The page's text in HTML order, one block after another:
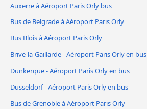
Auxerre à Aéroport Paris Orly bus
Bus de Belgrade à Aéroport Paris Orly
Bus Blois à Aéroport Paris Orly
Brive-la-Gaillarde - Aéroport Paris Orly en bus
Dunkerque - Aéroport Paris Orly en bus
Dusseldorf - Aéroport Paris Orly en bus
Bus de Grenoble à Aéroport Paris Orly